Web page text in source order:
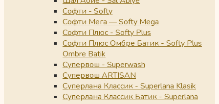
Софти - Softy
Софти Мега — Softy Mega
Софти Плюс - Softy Plus
Софти Плюс Омбре Батик - Softy Plus
Ombre Batik
Супервош - Superwash
Супервош ARTISAN
Суперлана Классик - Superlana Klasik
Суперлана Классик Батик - Superlana